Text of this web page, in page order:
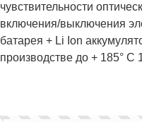
чувствительности
включения/выключения
батарея + Li Ion
производстве до + 185° С